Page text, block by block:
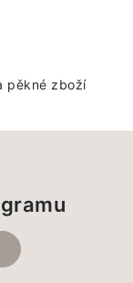
pěkné zboží